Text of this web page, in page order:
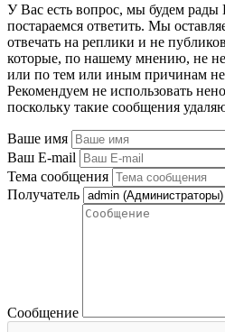
У Вас есть вопрос, мы будем рады
постараемся ответить. Мы
отвечать на реплики и не
которые, по нашему мнению, не
или по тем или иным причинам не
Рекомендуем не использовать
поскольку такие сообщения
Ваше имя
Ваш E-mail
Тема сообщения
Получатель
Сообщение